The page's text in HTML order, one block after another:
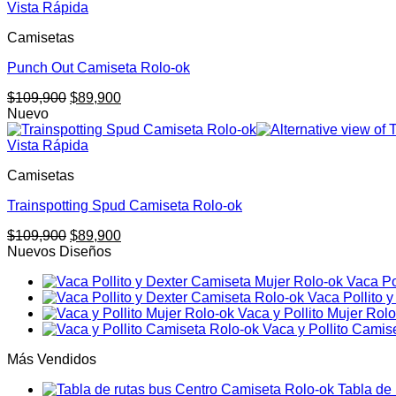
era:
Vista Rápida
Camisetas
Punch Out Camiseta Rolo-ok
$109,900 El
original
era:
$89,900El
actual
Nuevo
Vista Rápida
Camisetas
Trainspotting Spud Camiseta Rolo-ok
$109,900 El
precio
era:
$109,900.
$89,900El
es:
$89,900.
Nuevos Diseños
Vaca
Vaca Pollito
Vaca y Pollito Mujer
Vaca y Pollito
Más Vendidos
Tabla de